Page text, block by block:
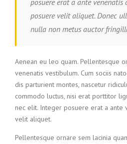
posuere erat a ante venenatis
posuere velit aliquet. Donec
nulla non metus auctor
Aenean eu leo quam. Pellentesque
venenatis vestibulum. Cum sociis
dis parturient montes, nascetur
commodo luctus, nisi erat porttitor
nec elit. Integer posuere erat a ante
velit aliquet.
Pellentesque ornare sem lacinia